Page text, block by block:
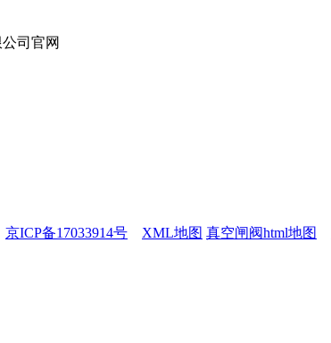
京ICP备17033914号 XML地图 真空闸阀html地图